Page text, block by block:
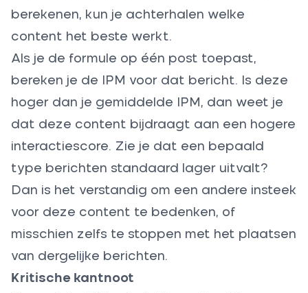
berekenen, kun je achterhalen welke
content het beste werkt.
Als je de formule op één post toepast,
bereken je de IPM voor dat bericht. Is deze
hoger dan je gemiddelde IPM, dan weet je
dat deze content bijdraagt aan een hogere
interactiescore. Zie je dat een bepaald
type berichten standaard lager uitvalt?
Dan is het verstandig om een andere insteek
voor deze content te bedenken, of
misschien zelfs te stoppen met het plaatsen
van dergelijke berichten.
Kritische kantnoot